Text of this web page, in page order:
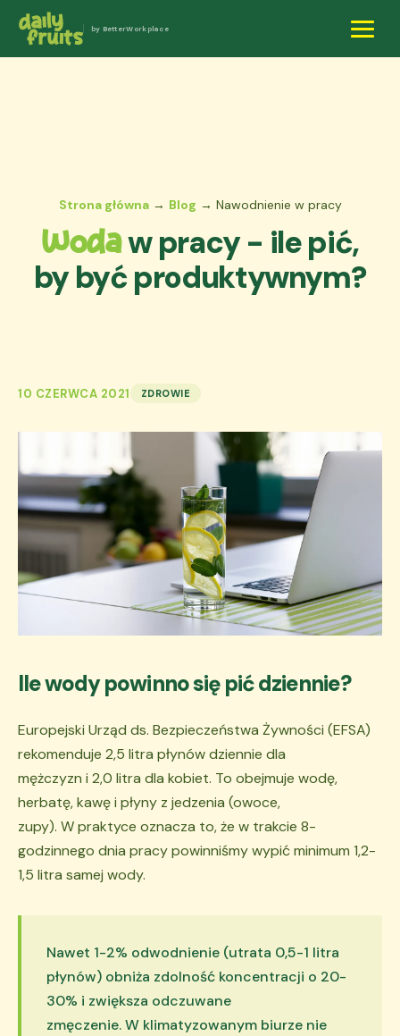
by BetterWorkplace
Strona główna→ Blog → Nawodnienie w pracy
Wodaw pracy - ile pić,
by być produktywnym?
10 CZERWCA 2021 ZDROWIE
Ile wody powinno się pić dziennie?
Europejski Urząd ds. Bezpieczeństwa Żywności (EFSA)
rekomenduje 2,5 litra płynów dziennie dla
mężczyzn i 2,0 litra dla kobiet. To obejmuje wodę,
herbatę, kawę i płyny z jedzenia (owoce,
zupy). W praktyce oznacza to, że w trakcie 8-
godzinnego dnia pracy powinniśmy wypić minimum 1,2-
1,5 litra samej wody.
Nawet 1-2% odwodnienie (utrata 0,5-1 litra
płynów) obniża zdolność koncentracji o 20-
30% i zwiększa odczuwane
zmęczenie. W klimatyzowanym biurze nie